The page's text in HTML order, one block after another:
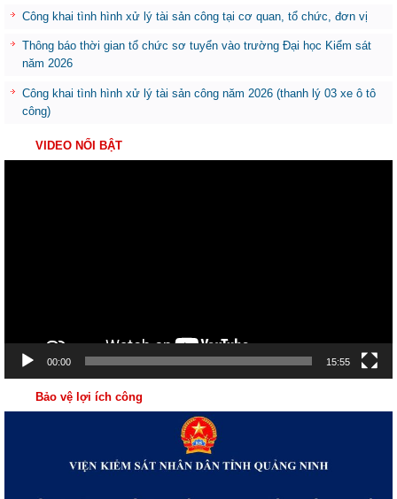
Công khai tình hình xử lý tài sản công tại cơ quan, tổ chức, đơn vị
Thông báo thời gian tổ chức sơ tuyển vào trường Đại học Kiểm sát
năm 2026
Công khai tình hình xử lý tài sản công năm 2026 (thanh lý 03 xe ô tô
công)
VIDEO NỔI BẬT
00:00 15:55
Bảo vệ lợi ích công